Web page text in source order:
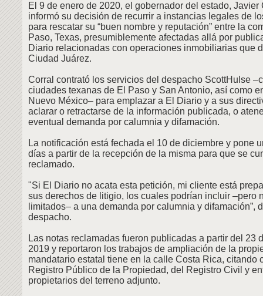
El 9 de enero de 2020, el gobernador del estado, Javier
informó su decisión de recurrir a instancias legales de
para rescatar su “buen nombre y reputación” entre la
Paso, Texas, presumiblemente afectadas allá por
Diario relacionadas con operaciones inmobiliarias que
Ciudad Juárez.
Corral contrató los servicios del despacho ScottHulse
ciudades texanas de El Paso y San Antonio, así como
Nuevo México– para emplazar a El Diario y a sus
aclarar o retractarse de la información publicada, o
eventual demanda por calumnia y difamación.
La notificación está fechada el 10 de diciembre y pone
días a partir de la recepción de la misma para que se
reclamado.
"Si El Diario no acata esta petición, mi cliente está
sus derechos de litigio, los cuales podrían incluir –pero
limitados– a una demanda por calumnia y difamación”,
despacho.
Las notas reclamadas fueron publicadas a partir del 23
2019 y reportaron los trabajos de ampliación de la
mandatario estatal tiene en la calle Costa Rica, citando
Registro Público de la Propiedad, del Registro Civil y
propietarios del terreno adjunto.